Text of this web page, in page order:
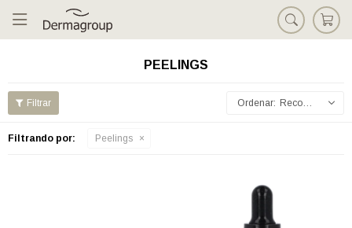

PEELINGS
Recomendados
Filtrando por: Peelings